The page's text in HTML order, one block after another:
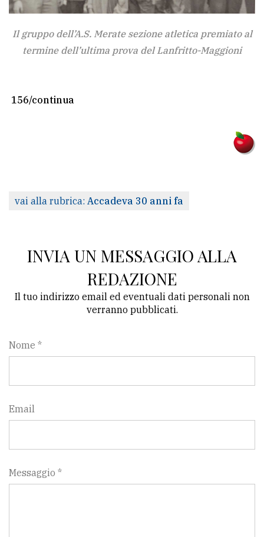
Il gruppo dell’A.S. Merate sezione atletica premiato al
termine dell’ultima prova del Lanfritto-Maggioni
156/continua
vai alla rubrica: Accadeva 30 anni fa
INVIA UN MESSAGGIO ALLA
REDAZIONE
Il tuo indirizzo email ed eventuali dati personali non
verranno pubblicati.
Nome *
Email
Messaggio *